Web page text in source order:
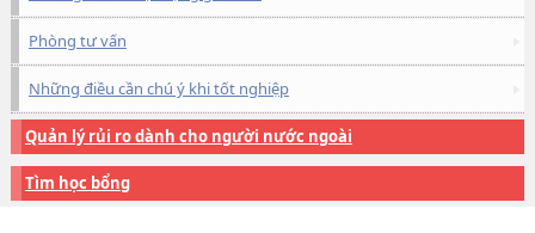
Phòng tư vấn
Những điều cần chú ý khi tốt nghiệp
Quản lý rủi ro dành cho người nước ngoài
Tìm học bổng